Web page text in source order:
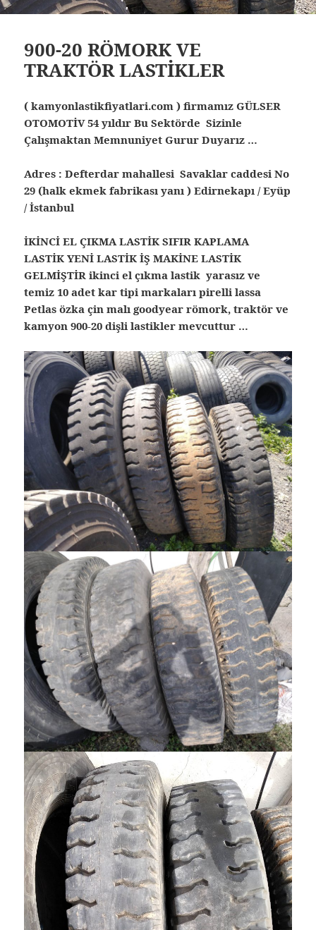
900-20 RÖMORK VE
TRAKTÖR LASTİKLER
( kamyonlastikfiyatlari.com ) firmamız GÜLSER
OTOMOTİV 54 yıldır Bu Sektörde Sizinle
Çalışmaktan Memnuniyet Gurur Duyarız …
Adres : Defterdar mahallesi Savaklar caddesi No
29 (halk ekmek fabrikası yanı ) Edirnekapı / Eyüp
/ İstanbul
İKİNCİ EL ÇIKMA LASTİK SIFIR KAPLAMA
LASTİK YENİ LASTİK İŞ MAKİNE LASTİK
GELMİŞTİR ikinci el çıkma lastik yarasız ve
temiz 10 adet kar tipi markaları pirelli lassa
Petlas özka çin malı goodyear römork, traktör ve
kamyon 900-20 dişli lastikler mevcuttur …